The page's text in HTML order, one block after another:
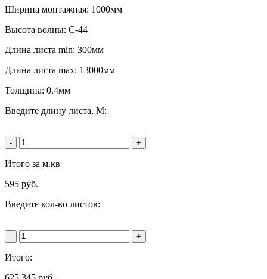
Ширина монтажная: 1000мм
Высота волны: C-44
Длина листа min: 300мм
Длина листа max: 13000мм
Толщина: 0.4мм
Введите длину листа, М:
- +
Итого за м.кв
595 руб.
Введите кол-во листов:
- +
Итого: